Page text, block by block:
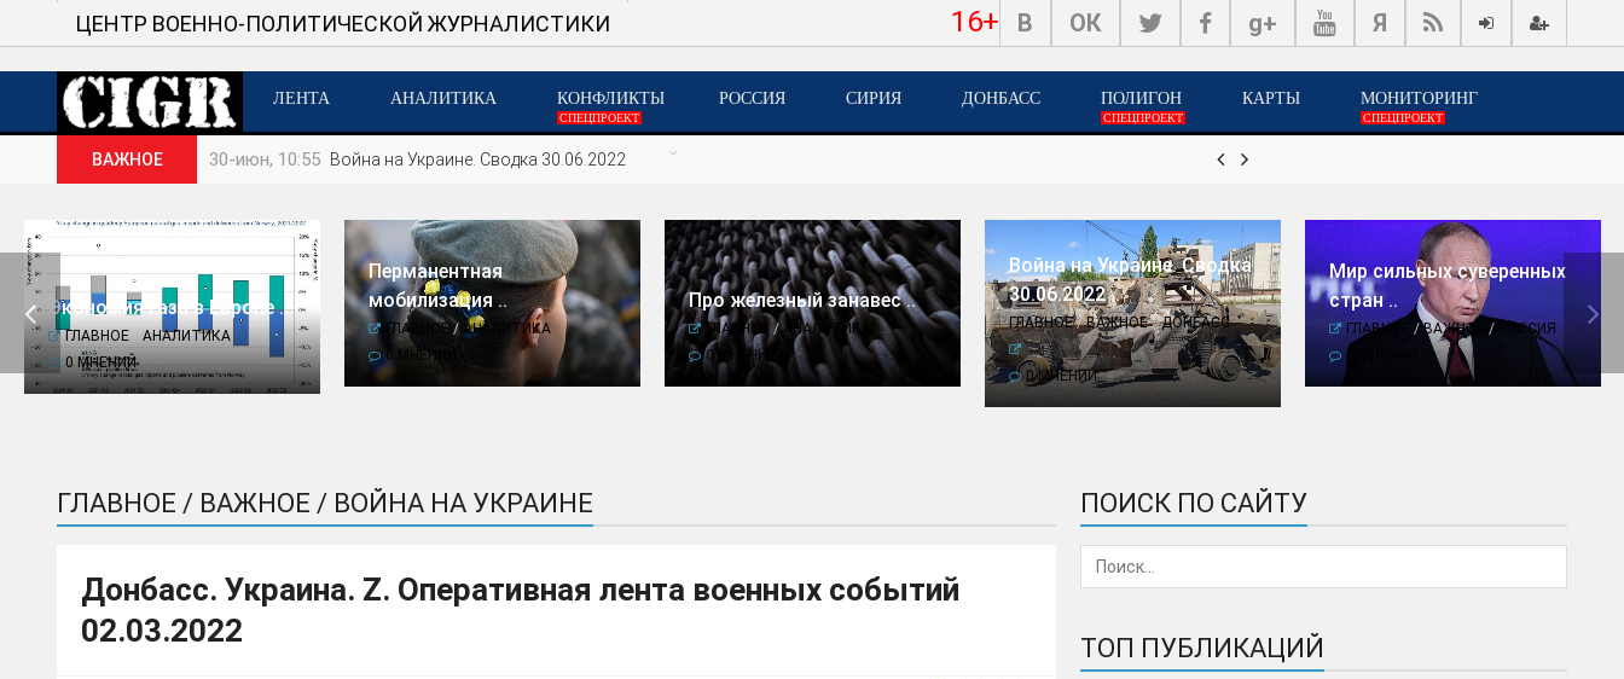
ЦЕНТР ВОЕННО-ПОЛИТИЧЕСКОЙ ЖУРНАЛИСТИКИ 16+ В ОК g+ Я
ЛЕНТА АНАЛИТИКА КОНФЛИКТЫ
СПЕЦПРОЕКТ
РОССИЯ СИРИЯ ДОНБАСС ПОЛИГОН
СПЕЦПРОЕКТ
КАРТЫ МОНИТОРИНГ
СПЕЦПРОЕКТ
ВАЖНОЕ 30-июн, 10:55 Война на Украине. Сводка 30.06.2022  
Экономия газа в Европе ..
ГЛАВНОЕ
АНАЛИТИКА
0 МНЕНИЙ
Перманентная
мобилизация ..
ГЛАВНОЕ / АНАЛИТИКА
0 МНЕНИЙ
Про железный занавес ..
ГЛАВНОЕ /АНАЛИТИКА
0 МНЕНИЙ
Война на Украине. Сводка
30.06.2022 ..
ГЛАВНОЕ/ВАЖНОЕ/ДОНБАСС
0 МНЕНИЙ
Мир сильных суверенных
стран ..
ГЛАВНОЕ /ВАЖНОЕ /
РОССИЯ
0 МНЕНИЙ
 
ГЛАВНОЕ / ВАЖНОЕ / ВОЙНА НА УКРАИНЕ
Донбасс. Украина. Z. Оперативная лента военных событий
02.03.2022
ПОИСК ПО САЙТУ
ТОП ПУБЛИКАЦИЙ